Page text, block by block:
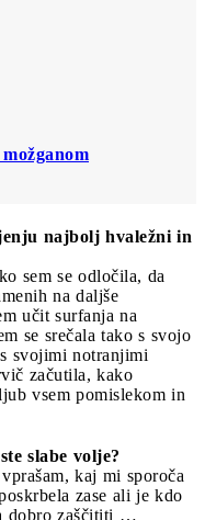
najbolj hvaležni in
sem se odločila, da
na daljše
učit surfanja na
se srečala tako s svojo
svojimi notranjimi
začutila, kako
vsem pomislekom in
slabe volje?
kaj mi sporoča
zase ali je kdo
dobro zaščititi …